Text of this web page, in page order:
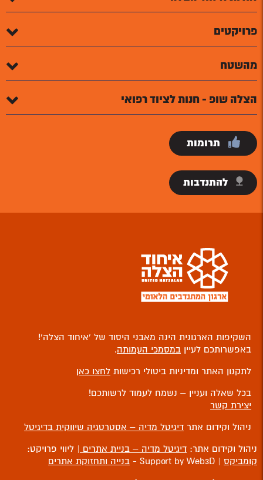
פרויקטים
מהשטח
הצלה שופ - חנות לציוד רפואי
תרומות
להתנדבות
השקיפות הארגונית הינה מאבני היסוד של ‘איחוד הצלה’!
באפשרותכם לעיין במסמכי העמותה.
לתקנון האתר ומדיניות ביטולי רכישות לחצו כאן
בכל שאלה ועניין – נשמח לעמוד לרשותכם!
יצירת קשר
ניהול וקידום אתר דיגיטל מדיה – אסטרטגיה שיווקית בדיגיטל
ניהול וקידום אתר: דיגיטל מדיה – בניית אתרים | ליווי פרויקט:
קומביקס | Support by Web3D -
בנייה ותחזוקת אתרים